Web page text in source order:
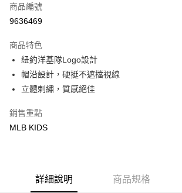
Apple Pay
悠遊付
運送方式
每筆NT$60，滿NT$499(含以上)免運費
7-11取貨付款<未取貨列黑名單/不支援離島取退>
商品編號
9636469
商品特色
紐約洋基隊Logo設計
帽沿設計，硬挺不遮擋視線
立體刺繡，質感絕佳
銷售重點
MLB KIDS
詳細說明 商品規格